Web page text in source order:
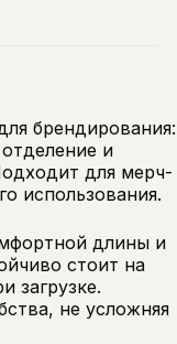
брендирования:
и
для мерч-
использования.
длины и
стоит на
загрузке.
не усложняя